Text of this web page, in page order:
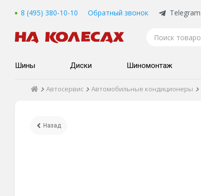
8 (495) 380-10-10 Обратный звонок Telegram
Шины Диски Шиномонтаж
Автосервис Автомобильные кондиционеры
Назад